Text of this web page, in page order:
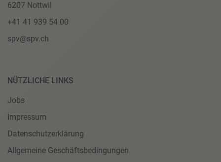
6207 Nottwil
+41 41 939 54 00
spv@spv.ch
NÜTZLICHE LINKS
Jobs
Impressum
Datenschutzerklärung
Allgemeine Geschäftsbedingungen